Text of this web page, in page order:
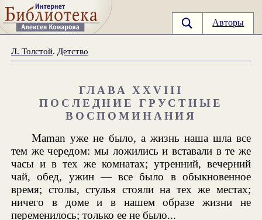
Авторы
Л. Толстой. Детство
ГЛАВА XXVIII
ПОСЛЕДНИЕ ГРУСТНЫЕ
ВОСПОМИНАНИЯ
Maman уже не было, а жизнь наша шла все
тем же чередом: мы ложились и вставали в те же
часы и в тех же комнатах; утренний, вечерний
чай, обед, ужин — все было в обыкновенное
время; столы, стулья стояли на тех же местах;
ничего в доме и в нашем образе жизни не
переменилось; только ее не было...